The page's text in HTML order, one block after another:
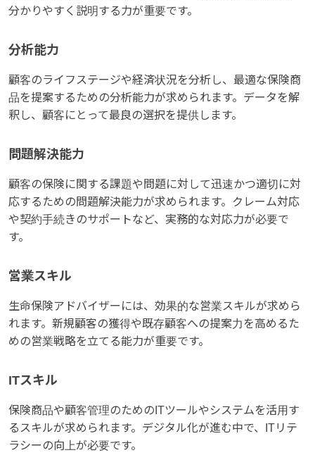
分かりやすく説明する力が重要です。
分析能力
顧客のライフステージや経済状況を分析し、最適な保険商
品を提案するための分析能力が求められます。データを解
釈し、顧客にとって最良の選択を提供します。
問題解決能力
顧客の保険に関する課題や問題に対して迅速かつ適切に対
応するための問題解決能力が求められます。クレーム対応
や契約手続きのサポートなど、実務的な対応力が必要で
す。
営業スキル
生命保険アドバイザーには、効果的な営業スキルが求めら
れます。新規顧客の獲得や既存顧客への提案力を高めるた
めの営業戦略を立てる能力が重要です。
ITスキル
保険商品や顧客管理のためのITツールやシステムを活用す
るスキルが求められます。デジタル化が進む中で、ITリテ
ラシーの向上が必要です。